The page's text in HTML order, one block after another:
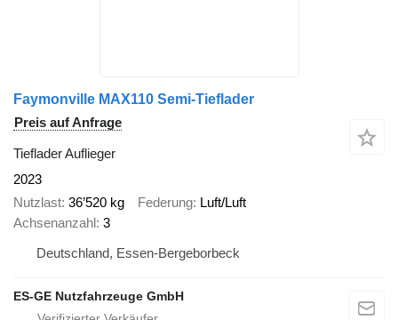
Faymonville MAX110 Semi-Tieflader
Preis auf Anfrage
Tieflader Auflieger
2023
Nutzlast 36’520 kg Federung Luft/Luft
Achsenanzahl 3
Deutschland, Essen-Bergeborbeck
ES-GE Nutzfahrzeuge GmbH